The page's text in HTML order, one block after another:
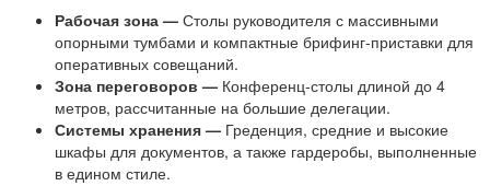
Рабочая зона — Столы руководителя с массивными
опорными тумбами и компактные брифинг-приставки для
оперативных совещаний.
Зона переговоров — Конференц-столы длиной до 4
метров, рассчитанные на большие делегации.
Системы хранения — Греденция, средние и высокие
шкафы для документов, а также гардеробы, выполненные
в едином стиле.